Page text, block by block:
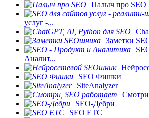
Палыч про SEO
услуг -...
Заметки
Аналит...
SEO Фишки
SiteAnalyzer
SEO-Де́бри
SEO ETC